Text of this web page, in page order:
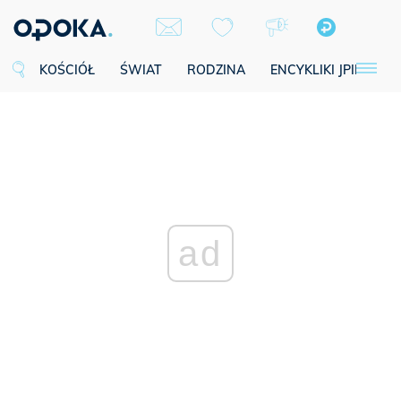
KOŚCIÓŁ ŚWIAT RODZINA ENCYKLIKI JPII
ad